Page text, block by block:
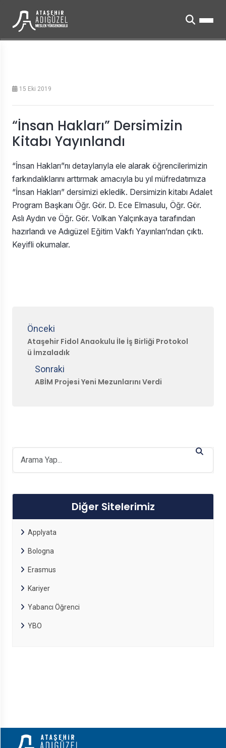
15 Eki 2019
“İnsan Hakları” Dersimizin
Kitabı Yayınlandı
“İnsan Hakları”nı detaylarıyla ele alarak öğrencilerimizin
farkındalıklarını arttırmak amacıyla bu yıl müfredatımıza
“İnsan Hakları” dersimizi ekledik. Dersimizin kitabı Adalet
Program Başkanı Öğr. Gör. D. Ece Elmasulu, Öğr. Gör.
Aslı Aydın ve Öğr. Gör. Volkan Yalçınkaya tarafından
hazırlandı ve Adıgüzel Eğitim Vakfı Yayınları’ndan çıktı.
Keyifli okumalar.
Önceki
Ataşehir Fidol Anaokulu İle İş Birliği Protokol
ü İmzaladık
Sonraki
ABİM Projesi Yeni Mezunlarını Verdi
Diğer Sitelerimiz
Applyata
Bologna
Erasmus
Kariyer
Yabancı Öğrenci
YBO